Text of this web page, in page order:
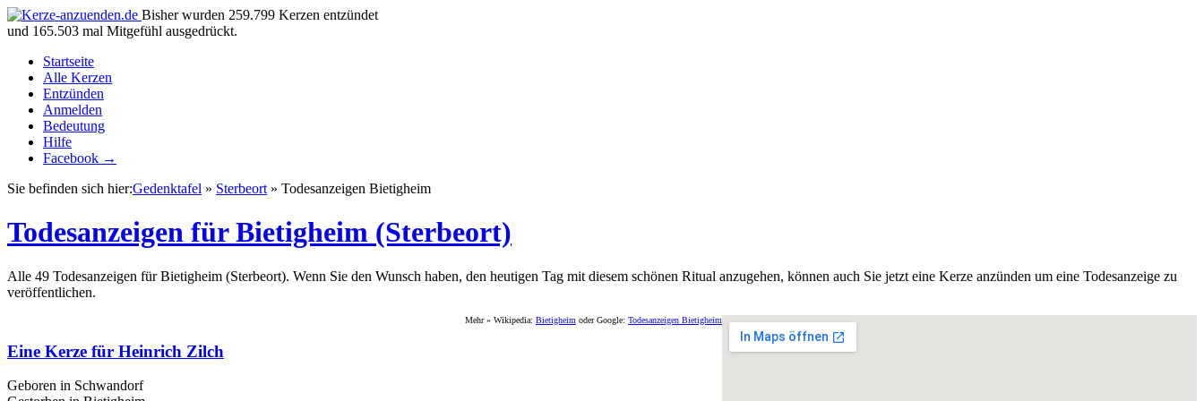
Bisher wurden 259.799 Kerzen entzündet
und 165.503 mal Mitgefühl ausgedrückt.
Startseite
Alle Kerzen
Entzünden
Anmelden
Bedeutung
Hilfe
Facebook →
Sie befinden sich hier:Gedenktafel » Sterbeort » Todesanzeigen Bietigheim
Todesanzeigen für Bietigheim (Sterbeort)
Alle 49 Todesanzeigen für Bietigheim (Sterbeort). Wenn Sie den Wunsch haben, den heutigen Tag mit diesem schönen Ritual anzugehen, können auch Sie jetzt eine Kerze anzünden um eine Todesanzeige zu
veröffentlichen.
Mehr » Wikipedia: Bietigheim oder Google: Todesanzeigen Bietigheim
Eine Kerze für Heinrich Zilch
Geboren in Schwandorf